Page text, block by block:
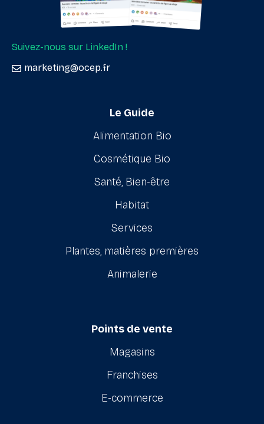
Suivez-nous sur LinkedIn !
marketing@ocep.fr
Le Guide
Alimentation Bio
Cosmétique Bio
Santé, Bien-être
Habitat
Services
Plantes, matières premières
Animalerie
Points de vente
Magasins
Franchises
E-commerce